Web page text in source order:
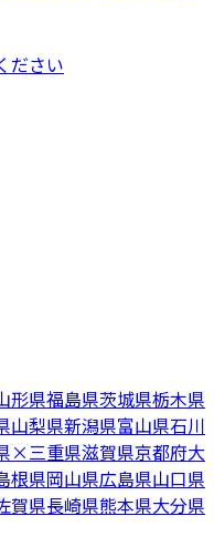
ださい
形県福島県茨城県栃木県
山梨県新潟県富山県石川
×三重県滋賀県京都府大
根県岡山県広島県山口県
賀県長崎県熊本県大分県